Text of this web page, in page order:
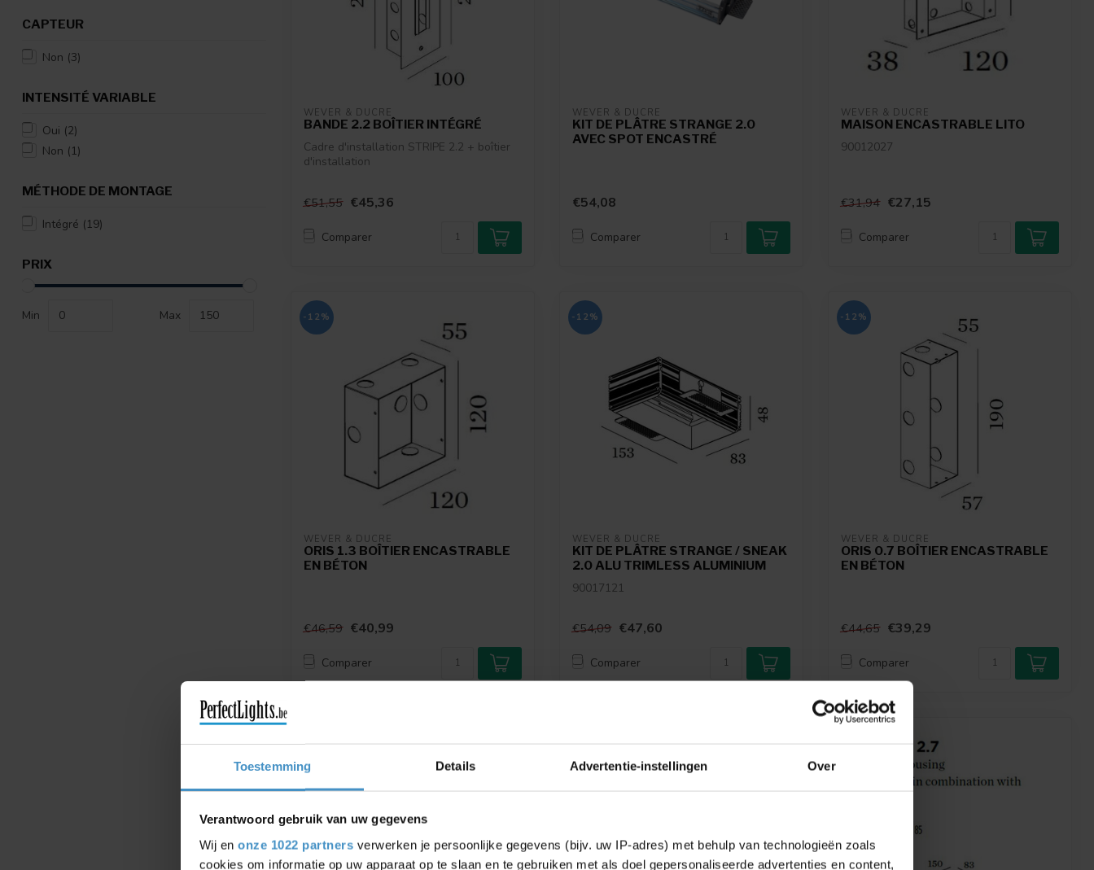
Toestemming Details Advertentie-instellingen Over
Verantwoord gebruik van uw gegevens
Wij en onze 1022 partners verwerken je persoonlijke gegevens (bijv. uw IP-adres) met behulp van technologieën zoals
cookies om informatie op uw apparaat op te slaan en te gebruiken met als doel gepersonaliseerde advertenties en content,
CAPTEUR
Non (3)
INTENSITÉ VARIABLE
Oui (2)
Non (1)
MÉTHODE DE MONTAGE
Intégré (19)
PRIX
Min Max
WEVER & DUCRÉ
BANDE 2.2 BOÎTIER INTÉGRÉ
Cadre d'installation STRIPE 2.2 + boîtier
d'installation
€51,55 €45,36
Comparer
WEVER & DUCRÉ
KIT DE PLÂTRE STRANGE 2.0
AVEC SPOT ENCASTRÉ
€54,08
Comparer
WEVER & DUCRÉ
MAISON ENCASTRABLE LITO
90012027
€31,94 €27,15
Comparer
-12%
WEVER & DUCRÉ
ORIS 1.3 BOÎTIER ENCASTRABLE
EN BÉTON
€46,59 €40,99
Comparer
-12%
WEVER & DUCRÉ
KIT DE PLÂTRE STRANGE / SNEAK
2.0 ALU TRIMLESS ALUMINIUM
90017121
€54,09 €47,60
Comparer
-12%
WEVER & DUCRÉ
ORIS 0.7 BOÎTIER ENCASTRABLE
EN BÉTON
€44,65 €39,29
Comparer
-12% -12% -12%